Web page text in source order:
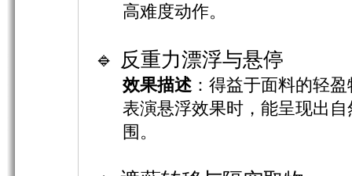
高难度动作。
🔹 反重力漂浮与悬停
效果描述：得益于面料的轻
表演悬浮效果时，能呈现出
围。